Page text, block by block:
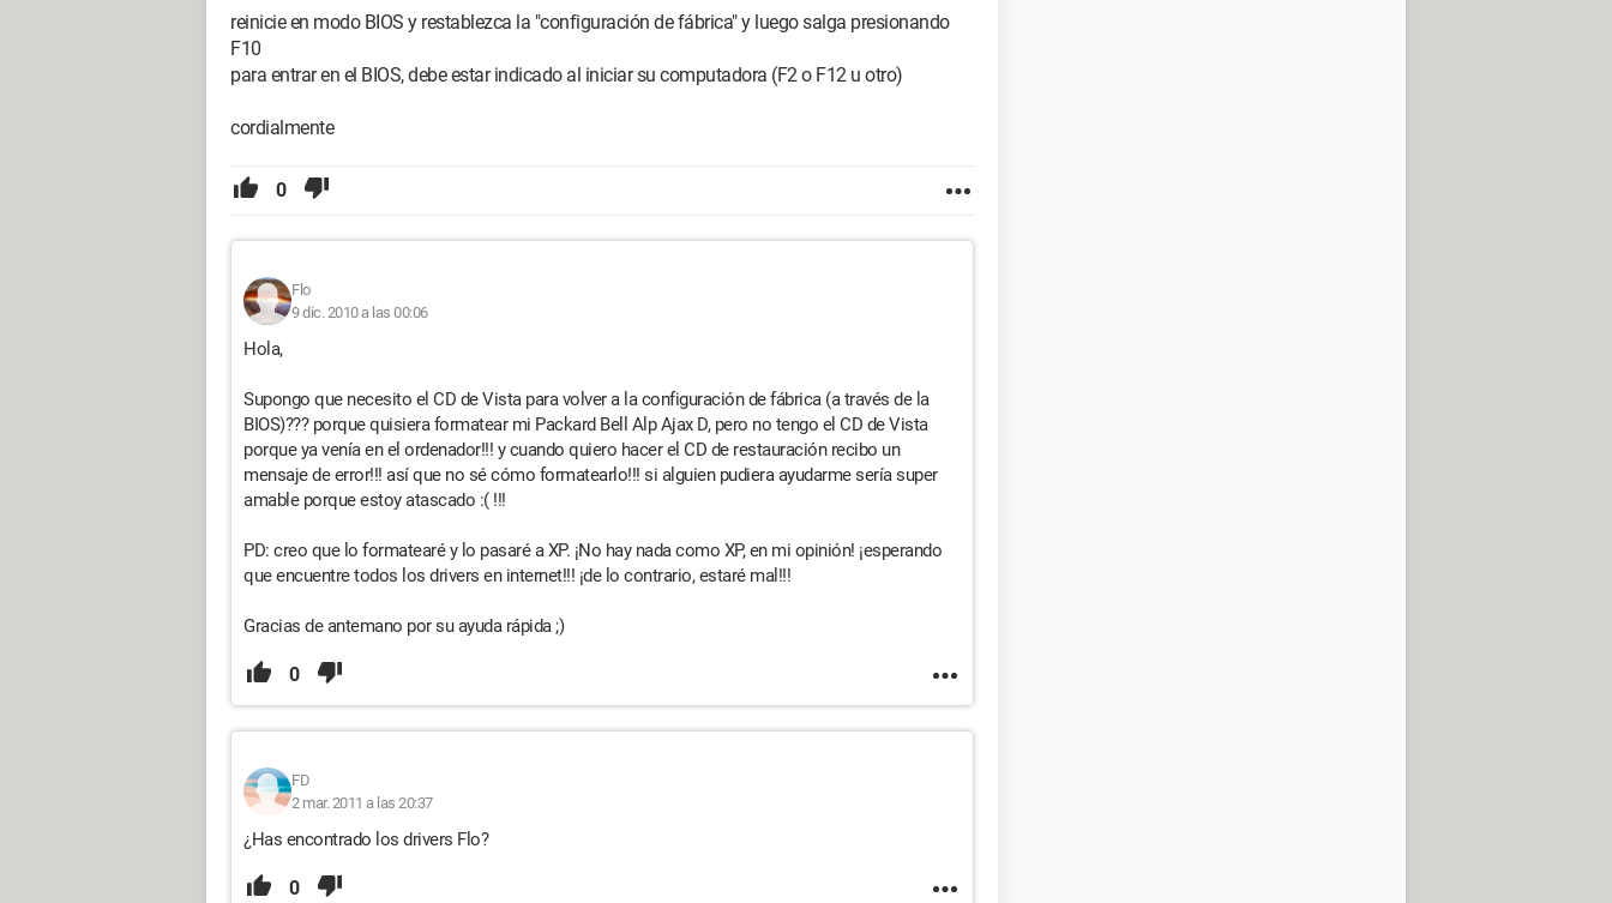
reinicie en modo BIOS y restablezca la "configuración de fábrica" y luego salga presionando
F10
para entrar en el BIOS, debe estar indicado al iniciar su computadora (F2 o F12 u otro)
cordialmente
0
Flo
9 dic. 2010 a las 00:06
Hola,
Supongo que necesito el CD de Vista para volver a la configuración de fábrica (a través de la
BIOS)??? porque quisiera formatear mi Packard Bell Alp Ajax D, pero no tengo el CD de Vista
porque ya venía en el ordenador!!! y cuando quiero hacer el CD de restauración recibo un
mensaje de error!!! así que no sé cómo formatearlo!!! si alguien pudiera ayudarme sería super
amable porque estoy atascado :( !!!
PD: creo que lo formatearé y lo pasaré a XP. ¡No hay nada como XP, en mi opinión! ¡esperando
que encuentre todos los drivers en internet!!! ¡de lo contrario, estaré mal!!!
Gracias de antemano por su ayuda rápida ;)
0
FD
2 mar. 2011 a las 20:37
¿Has encontrado los drivers Flo?
0